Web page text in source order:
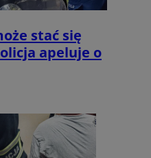
stać się
apeluje o